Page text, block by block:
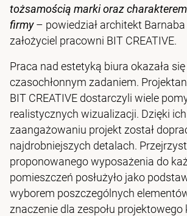
tożsamością marki oraz
firmy– powiedział architekt Barnaba
założyciel pracowni BIT CREATIVE.
Praca nad estetyką biura okazała
czasochłonnym zadaniem.
BIT CREATIVE dostarczyli wiele
realistycznych wizualizacji. Dzięki ich
zaangażowaniu projekt został
najdrobniejszych detalach.
proponowanego wyposażenia do
pomieszczeń posłużyło jako
wyborem poszczególnych
znaczenie dla zespołu projektowego